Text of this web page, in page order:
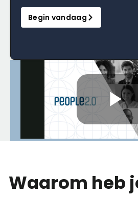
Begin vandaag
Waarom heb